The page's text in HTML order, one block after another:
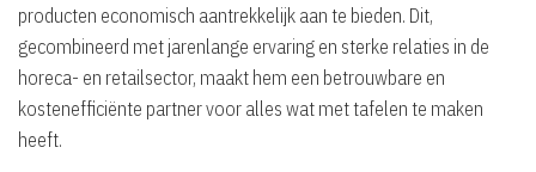
producten economisch aantrekkelijk aan te bieden. Dit,
gecombineerd met jarenlange ervaring en sterke relaties in de
horeca- en retailsector, maakt hem een betrouwbare en
kostenefficiënte partner voor alles wat met tafelen te maken
heeft.